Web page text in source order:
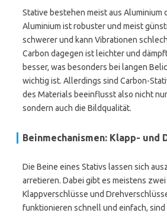
Stative bestehen meist aus Aluminium
Aluminium ist robuster und meist
schwerer und kann Vibrationen
Carbon dagegen ist leichter und
besser, was besonders bei langen
wichtig ist. Allerdings sind Carbon-
des Materials beeinflusst also nicht
sondern auch die Bildqualität.
Beinmechanismen: Klapp- und
Die Beine eines Stativs lassen sich
arretieren. Dabei gibt es meistens
Klappverschlüsse und
funktionieren schnell und einfach, sind